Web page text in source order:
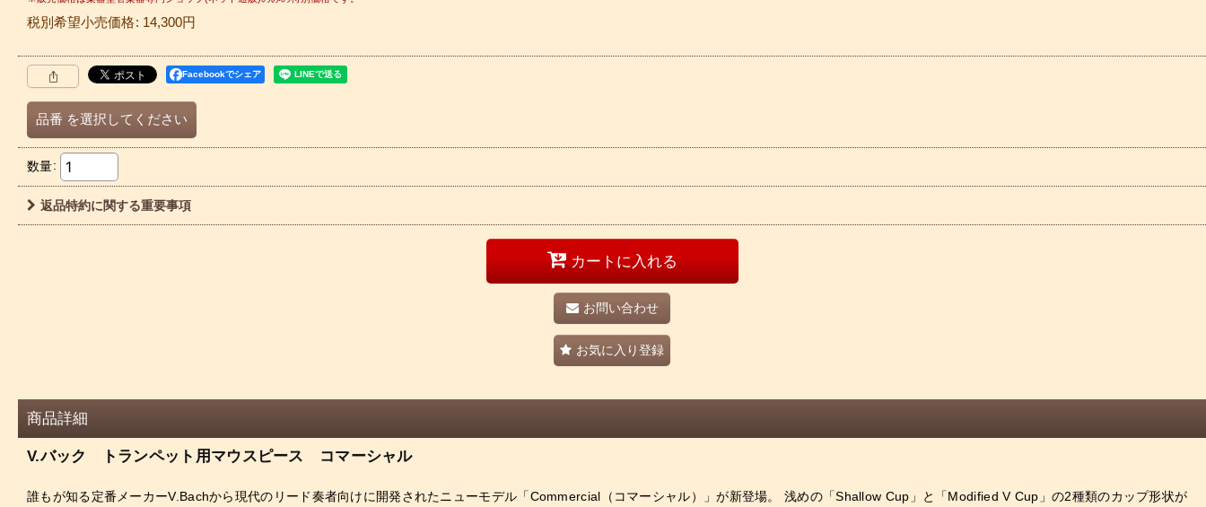
税別希望小売価格: 14,300円
Facebookでシェア
品番 を選択してください
数量:
返品特約に関する重要事項
カートに入れる
お問い合わせ
お気に入り登録
商品詳細
V.バック トランペット用マウスピース コマーシャル
誰もが知る定番メーカーV.Bachから現代のリード奏者向けに開発されたニューモデル「Commercial（コマーシャル）」が新登場。 浅めの「Shallow Cup」と「Modified V Cup」の2種類のカップ形状が